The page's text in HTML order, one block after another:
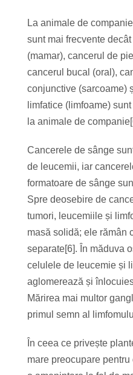
La animale de
sunt mai frecvente
(mamar), cancerul de
cancerul bucal (oral),
conjunctive (sarcoame)
limfatice (limfoame)
la animale de
Cancerele de sânge
de leucemii, iar
formatoare de sânge
Spre deosebire de
tumori, leucemiile și
masă solidă; ele rămân
separate[6]. În măduva
celulele de leucemie și
aglomerează și
Mărirea mai multor
primul semn al
În ceea ce privește
mare preocupare